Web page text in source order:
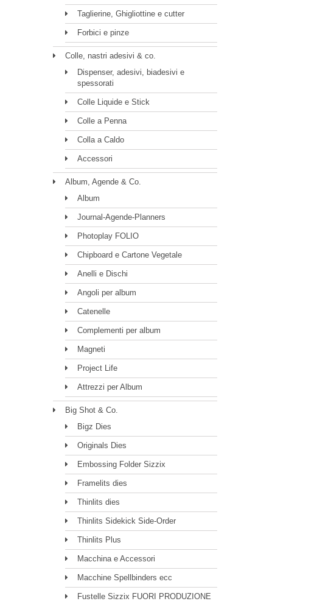
Taglierine, Ghigliottine e cutter
Forbici e pinze
Colle, nastri adesivi & co.
Dispenser, adesivi, biadesivi e
spessorati
Colle Liquide e Stick
Colle a Penna
Colla a Caldo
Accessori
Album, Agende & Co.
Album
Journal-Agende-Planners
Photoplay FOLIO
Chipboard e Cartone Vegetale
Anelli e Dischi
Angoli per album
Catenelle
Complementi per album
Magneti
Project Life
Attrezzi per Album
Big Shot & Co.
Bigz Dies
Originals Dies
Embossing Folder Sizzix
Framelits dies
Thinlits dies
Thinlits Sidekick Side-Order
Thinlits Plus
Macchina e Accessori
Macchine Spellbinders ecc
Fustelle Sizzix FUORI PRODUZIONE